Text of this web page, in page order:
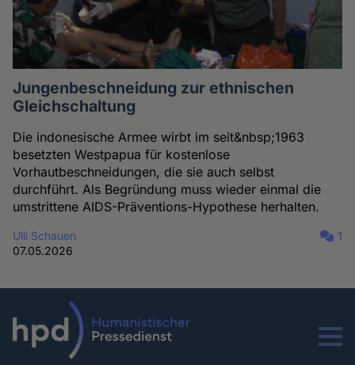
Jungenbeschneidung zur ethnischen
Gleichschaltung
Die indonesische Armee wirbt im seit&nbsp;1963
besetzten Westpapua für kostenlose
Vorhautbeschneidungen, die sie auch selbst
durchführt. Als Begründung muss wieder einmal die
umstrittene AIDS-Präventions-Hypothese herhalten.
Ulli Schauen
07.05.2026
1
Menu